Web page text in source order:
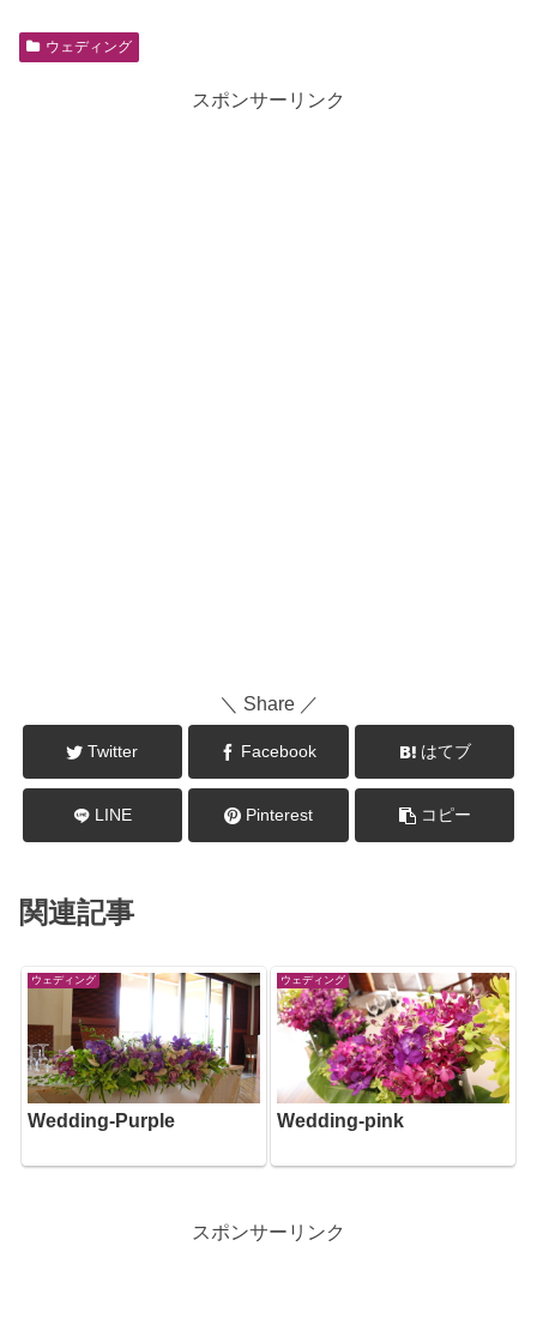
ウェディング
スポンサーリンク
＼ Share ／
Twitter Facebook はてブ
LINE Pinterest コピー
関連記事
ウェディング
Wedding-Purple
ウェディング
Wedding-pink
スポンサーリンク